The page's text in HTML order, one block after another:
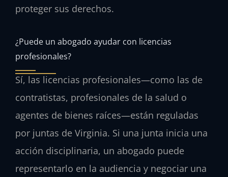
proteger sus derechos.
¿Puede un abogado ayudar con licencias
profesionales?
Sí, las licencias profesionales—como las de
contratistas, profesionales de la salud o
agentes de bienes raíces—están reguladas
por juntas de Virginia. Si una junta inicia una
acción disciplinaria, un abogado puede
representarlo en la audiencia y negociar una